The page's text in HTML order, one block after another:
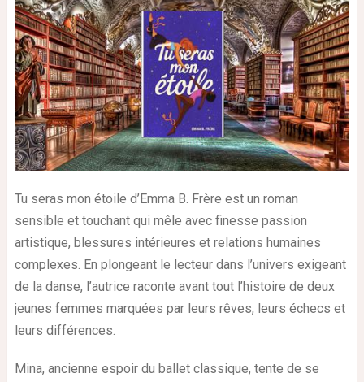
Tu seras mon étoile d’Emma B. Frère est un roman
sensible et touchant qui mêle avec finesse passion
artistique, blessures intérieures et relations humaines
complexes. En plongeant le lecteur dans l’univers exigeant
de la danse, l’autrice raconte avant tout l’histoire de deux
jeunes femmes marquées par leurs rêves, leurs échecs et
leurs différences.
Mina, ancienne espoir du ballet classique, tente de se